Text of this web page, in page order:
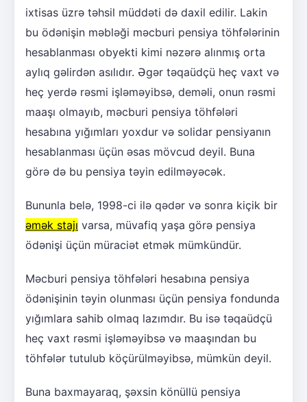
ixtisas üzrə təhsil müddəti də daxil edilir. Lakin
bu ödənişin məbləği məcburi pensiya töhfələrinin
hesablanması obyekti kimi nəzərə alınmış orta
aylıq gəlirdən asılıdır. Əgər təqaüdçü heç vaxt və
heç yerdə rəsmi işləməyibsə, deməli, onun rəsmi
maaşı olmayıb, məcburi pensiya töhfələri
hesabına yığımları yoxdur və solidar pensiyanın
hesablanması üçün əsas mövcud deyil. Buna
görə də bu pensiya təyin edilməyəcək.
Bununla belə, 1998-ci ilə qədər və sonra kiçik bir
əmək stajı varsa, müvafiq yaşa görə pensiya
ödənişi üçün müraciət etmək mümkündür.
Məcburi pensiya töhfələri hesabına pensiya
ödənişinin təyin olunması üçün pensiya fondunda
yığımlara sahib olmaq lazımdır. Bu isə təqaüdçü
heç vaxt rəsmi işləməyibsə və maaşından bu
töhfələr tutulub köçürülməyibsə, mümkün deyil.
Buna baxmayaraq, şəxsin könüllü pensiya